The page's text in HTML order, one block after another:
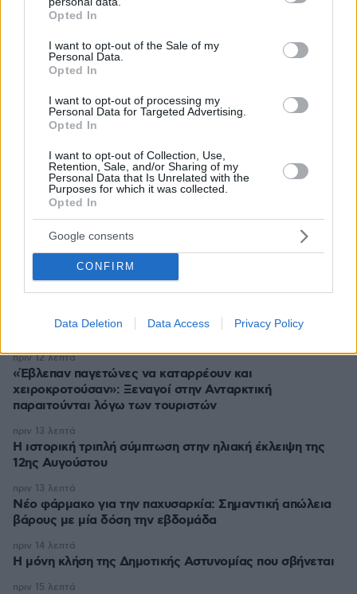
grant or deny consent to Google and its third-party tags to
use your data for below specified purposes in below Google
consent section.
Opted In
I want to opt-out of the Sale of my
Personal Data.
Opted In
I want to opt-out of processing my
Personal Data for Targeted Advertising.
Opted In
I want to opt-out of Collection, Use,
Retention, Sale, and/or Sharing of my
Personal Data that Is Unrelated with the
Purposes for which it was collected.
Opted In
Google consents
CONFIRM
Data Deletion Data Access Privacy Policy
πριν 4 λεπτά
Πώς αμείβονται οι εργαζόμενοι για την αργία του
πριν 4 λεπτά
Καστός, Μεγανήσι, Κάλαμος: Ταξίδι στα καταπράσινα
νησιά κοντά στη Λευκάδα
πριν 4 λεπτά
Η Ελένη Ράντου αποχαιρετά τον Νίκο Καλογερόπουλο:
«Σ’ αυτούς τους μίζερους, σωστά υπολογισμένους
καιρούς μας δεν χώραγες»
Ηλικιωμένη ανασύρθηκε νεκρή από τη θάλασσα στην
Κατερίνη
«Έβλεπαν παγετώνες να καταρρέουν και
χειροκροτούσαν»: Ξεναγοί στην Ανταρκτική
παραιτούνται λόγω των τουριστών
πριν 12 λεπτά
Η ιστορική τριπλή σύμπτωση στην ηλιακή έκλειψη της
12ης Αυγούστου
πριν 13 λεπτά
Νέο φάρμακο για την παχυσαρκία: Σημαντική απώλεια
βάρους με μία δόση την εβδομάδα
πριν 13 λεπτά
Η μόνη κλήση της Δημοτικής Αστυνομίας που σβήνεται
πριν 14 λεπτά
πριν 15 λεπτά